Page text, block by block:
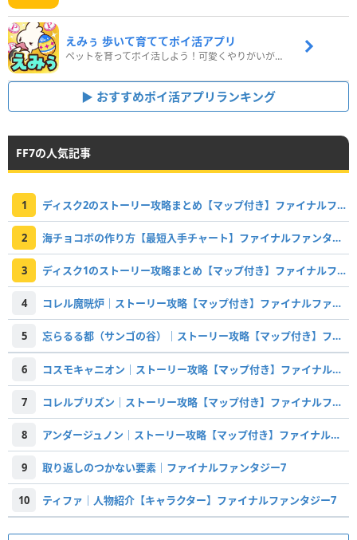
えみぅ 歩いて育ててポイ活アプリ
ペットを育ってポイ活しよう！可愛くやりがいがある新感覚アプリ
おすすめポイ活アプリランキング
FF7の人気記事
1 ディスク2のストーリー攻略まとめ【マップ付き】ファイナルファンタジー7
2 海チョコボの作り方【最短入手チャート】ファイナルファンタジー7
3 ディスク1のストーリー攻略まとめ【マップ付き】ファイナルファンタジー7
4 コレル魔晄炉｜ストーリー攻略【マップ付き】ファイナルファンタジー7
5 忘らるる都（サンゴの谷）｜ストーリー攻略【マップ付き】ファイナルファンタジー7
6 コスモキャニオン｜ストーリー攻略【マップ付き】ファイナルファンタジー7
7 コレルプリズン｜ストーリー攻略【マップ付き】ファイナルファンタジー7
8 アンダージュノン｜ストーリー攻略【マップ付き】ファイナルファンタジー7
9 取り返しのつかない要素｜ファイナルファンタジー7
10 ティファ｜人物紹介【キャラクター】ファイナルファンタジー7